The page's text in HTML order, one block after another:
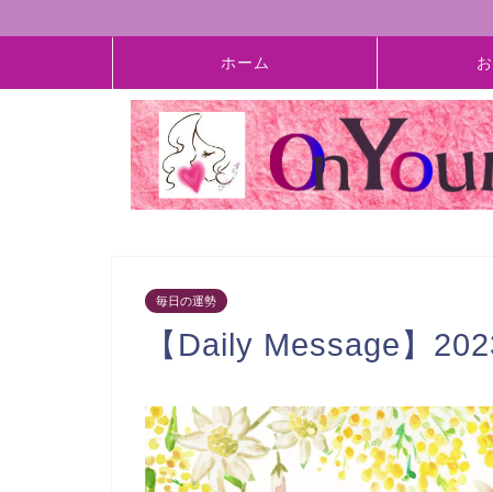
ホーム
毎日の運勢
【Daily Message】